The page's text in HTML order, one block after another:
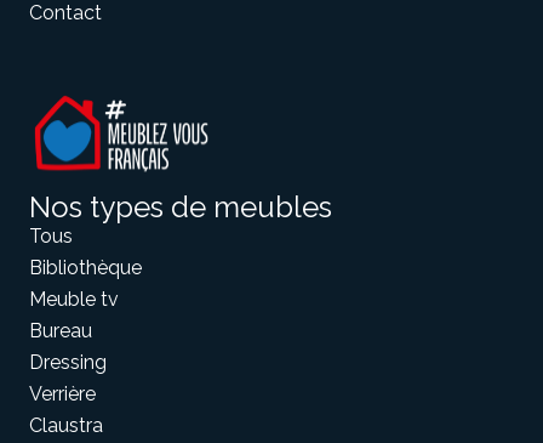
Contact
Nos types de meubles
Tous
Bibliothèque
Meuble tv
Bureau
Dressing
Verrière
Claustra